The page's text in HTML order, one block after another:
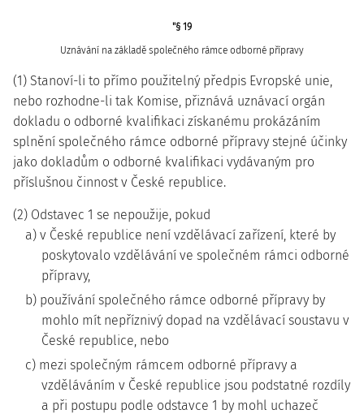
"§ 19
Uznávání na základě společného rámce odborné přípravy
(1) Stanoví-li to přímo použitelný předpis Evropské unie,
nebo rozhodne-li tak Komise, přiznává uznávací orgán
dokladu o odborné kvalifikaci získanému prokázáním
splnění společného rámce odborné přípravy stejné účinky
jako dokladům o odborné kvalifikaci vydávaným pro
příslušnou činnost v České republice.
(2) Odstavec 1 se nepoužije, pokud
a) v České republice není vzdělávací zařízení, které by
poskytovalo vzdělávání ve společném rámci odborné
přípravy,
b) používání společného rámce odborné přípravy by
mohlo mít nepříznivý dopad na vzdělávací soustavu v
České republice, nebo
c) mezi společným rámcem odborné přípravy a
vzděláváním v České republice jsou podstatné rozdíly
a při postupu podle odstavce 1 by mohl uchazeč